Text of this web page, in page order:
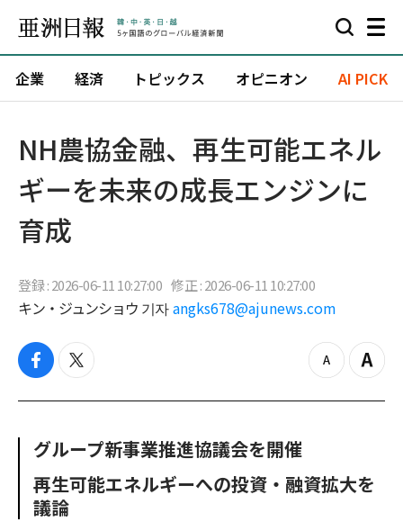
企業 経済 トピックス オピニオン AI PICK
NH農協金融、再生可能エネル
ギーを未来の成長エンジンに
育成
登録 : 2026-06-11 10:27:00 修正 : 2026-06-11 10:27:00
キン・ジュンショウ 기자 angks678@ajunews.com
f
c
o
k
t
i
e
z
o
Z
o
グループ新事業推進協議会を開催
再生可能エネルギーへの投資・融資拡大を
議論